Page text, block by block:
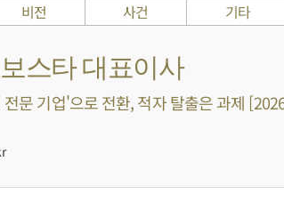
비전 사건 기타
스타 대표이사
문 기업'으로 전환, 적자 탈출은 과제